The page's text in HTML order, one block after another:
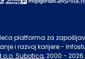
platforma za
i razvoj karijere -
Subotica, 2000 - 2026